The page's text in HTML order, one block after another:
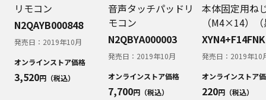
いる説明書の記載内容と、お客様がお持ちの商品
の仕様がその後のマイナーチェンジにより、異な
る場合があります。本ウェブサイトに公開されて
いる取扱説明書の内容とお手持ちの商品の仕様に
相違がある場合は、ご購入店、お近くの当社商品
の取扱店、または当社サービス会社に直接お問い
合わせください。また、商品に同梱される取扱説
明書が改訂されている場合、当社の選択により、
リモコン
N2QAYB000848
発売日： 2019年10月
オンラインストア価格
3,520円（税込）
音声タッチパッドリ
モコン
N2QBYA000003
発売日： 2019年10月
オンラインストア価格
7,700円（税込）
本体固定用ね
（M4×14）
XYN4+F14FNK
発売日： 2019年10
オンラインストア
220円（税込）